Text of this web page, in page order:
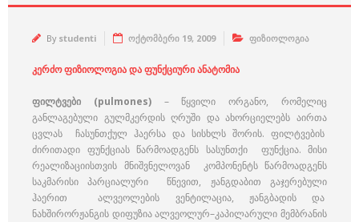
By studenti ოქტომბერი 19, 2009 ფიზიოლოგია
კერძო ფიზიოლოგია და ფუნქციური ანატომია
ფილტვები (pulmones)– წყვილი ორგანო, რომელიც
განლაგებული გულმკერდის ღრუში და ახორციელებს აირთა
ცვლას ჩასუნთქულ ჰაერსა და სისხლს შორის. ფილტვების
ძირითადი ფუნქციას წარმოადგენს სასუნთქი ფუნქცია. მისი
რეალიზაციისთვის მნიშვნელოვან კომპონენტს წარმოადგენს
საკმარისი პარციალური წნევით, ჟანგდაბით გაჯერებული
ჰაერით ალვეოლების ვენტილაცია, ჟანგბადის და
ნახშირორჟანგის დიფუზია ალვეოლურ–კაპილარული მემბრანის